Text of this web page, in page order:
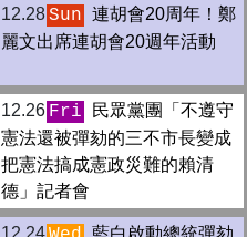
12.28Sun 連胡會20周年！鄭
麗文出席連胡會20週年活動
12.26 Fri
民眾黨團「不遵守
憲法還被彈劾的三不市長變成
把憲法搞成憲政災難的賴清
德」記者會
12.24
藍白啟動總統彈劾